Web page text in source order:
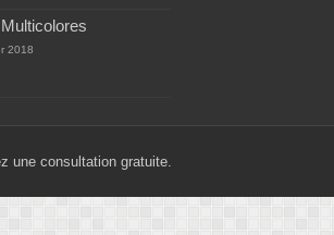
2018
une consultation gratuite.